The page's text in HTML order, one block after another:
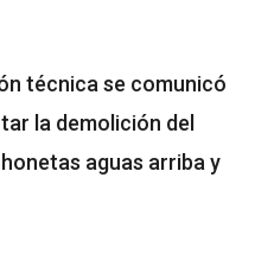
técnica se comunicó
la demolición del
aguas arriba y